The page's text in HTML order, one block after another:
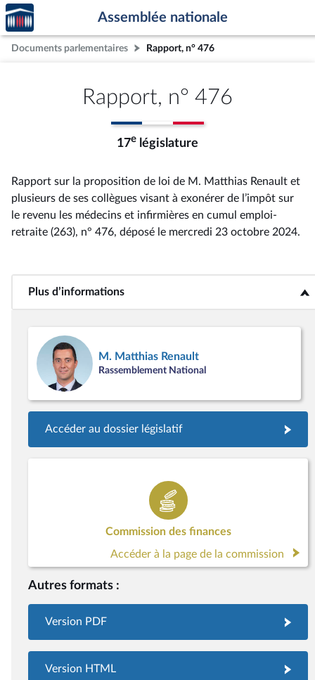
Aller au contenu
Aller en bas de la page
Accèder
à la
page
d'accueil
Assemblée nationale
Documents parlementaires Rapport, n° 476
Rapport, n° 476
17e législature
Rapport sur la proposition de loi de M. Matthias Renault et
plusieurs de ses collègues visant à exonérer de l’impôt sur
le revenu les médecins et infirmières en cumul emploi-
retraite (263), n° 476, déposé le mercredi 23 octobre 2024.
Plus d’informations<b>Plus d’informations</b>
M. Matthias Renault
Rassemblement National
Accéder au dossier législatif
Commission des finances
Accéder à la page de la commission
Autres formats :
Version PDF
Version HTML